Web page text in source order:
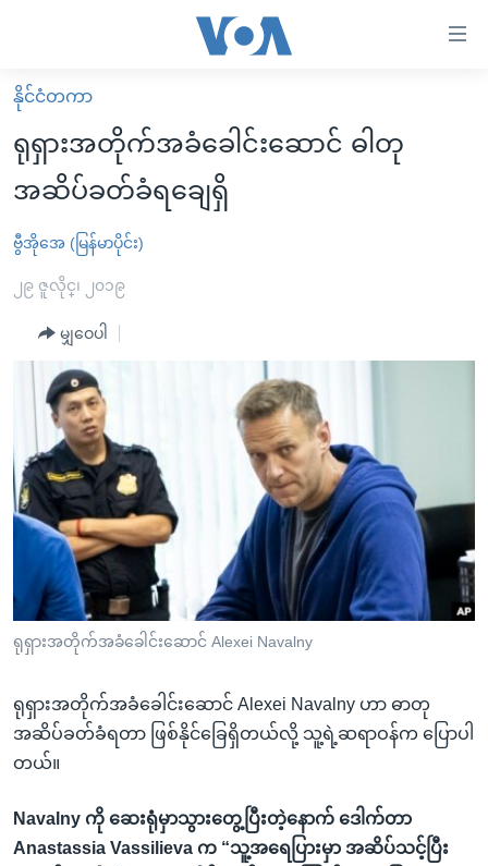
လွယ်ကူ
စေ
သည့်
များ
ပင်မ
ကျော်
ကြည့်
ပင်မ
အ
ညွန်း
စာမျက်နှာ
ကျော်
ကြည့်
ရှာဖွေ
ရန်
နေရာ
ကျော်
ရန်
မူလစာမျက်နှာ
မြန်မာ
ကမ္ဘာ့သတင်းများ
နိုင်ငံတကာ
အစ္စရေး-ပါလက်စတိုင်း
ဗွီဒီယို
အင်္ဂလိပ်စာလေ့လာမယ်
အမေရိကန်သုံးအီဒီယံ
မကြေးမုံရဲ့ အင်္ဂလိပ်စာ
ရုပ်ရှင်ထဲက အင်္ဂလိပ်စာ
သုတပဒေသာ အင်္ဂလိပ်စာ
အပတ်စဉ်ကဏ္ဍများ
ရေဒီယို
တီဗွီ
ရေဒီယိုနှင့်ရုပ်သံ အချက်အလက်များ
ရေဒီယို/တီဗွီအစီအစဉ်
Learning English
ဗွီအိုအေ လူမှုကွန်ယက်များ
ဘာသာစကားများ
နိုင်ငံတကာ
ရုရှားအတိုက်အခံခေါင်းဆောင် ဓါတု
အဆိပ်ခတ်ခံရချေရှိ
ဗွီအိုအေ (မြန်မာပိုင်း)
၂၉ ဇူလိုင္၊ ၂၀၁၉
မျှဝေပါ
ရုရှားအတိုက်အခံခေါင်းဆောင် Alexei Navalny
ရုရှားအတိုက်အခံခေါင်းဆောင် Alexei Navalny ဟာ ဓာတု
အဆိပ်ခတ်ခံရတာ ဖြစ်နိုင်ခြေရှိတယ်လို့ သူ့ရဲ့ဆရာဝန်က ပြောပါ
တယ်။
Navalny ကို ဆေးရုံမှာသွားတွေ့ပြီးတဲ့နောက် ဒေါက်တာ
Anastassia Vassilieva က “သူ့အရေပြားမှာ အဆိပ်သင့်ပြီး